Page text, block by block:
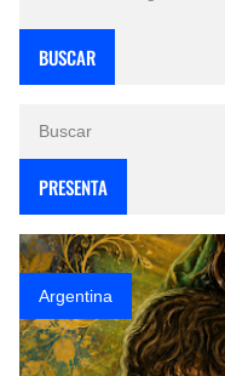
BUSCAR
PRESENTA
Argentina